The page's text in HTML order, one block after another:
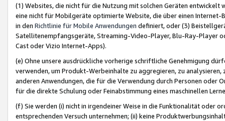
(1) Websites, die nicht für die Nutzung mit solchen Geräten
eine nicht für Mobilgeräte optimierte Website, die über einen
in den Richtlinie für Mobile Anwendungen definiert, oder (3)
Satellitenempfangsgeräte, Streaming-Video-Player, Blu-Ray-Player
Cast oder Vizio Internet-Apps).
(e) Ohne unsere ausdrückliche vorherige schriftliche Genehmigung
verwenden, um Produkt-Werbeinhalte zu aggregieren, zu
anderen Anwendungen, die für die Verwendung durch Personen
für die direkte Schulung oder Feinabstimmung eines maschinellen
(f) Sie werden (i) nicht in irgendeiner Weise in die Funktionalität oder
entsprechenden Versuch unternehmen; (ii) keine